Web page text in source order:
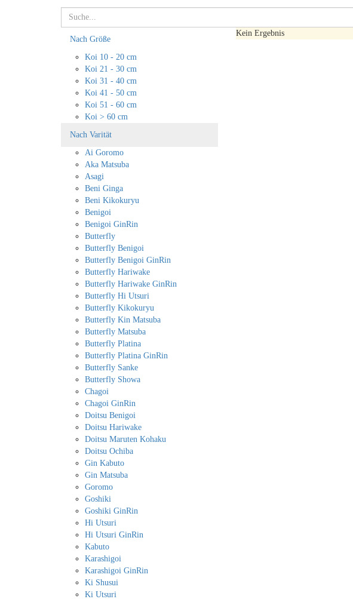
Suchen
Nach Größe
Koi 10 - 20 cm
Koi 21 - 30 cm
Koi 31 - 40 cm
Koi 41 - 50 cm
Koi 51 - 60 cm
Koi > 60 cm
Nach Varität
Ai Goromo
Aka Matsuba
Asagi
Beni Ginga
Beni Kikokuryu
Benigoi
Benigoi GinRin
Butterfly
Butterfly Benigoi
Butterfly Benigoi GinRin
Butterfly Hariwake
Butterfly Hariwake GinRin
Butterfly Hi Utsuri
Butterfly Kikokuryu
Butterfly Kin Matsuba
Butterfly Matsuba
Butterfly Platina
Butterfly Platina GinRin
Butterfly Sanke
Butterfly Showa
Chagoi
Chagoi GinRin
Doitsu Benigoi
Doitsu Hariwake
Doitsu Maruten Kohaku
Doitsu Ochiba
Gin Kabuto
Gin Matsuba
Goromo
Goshiki
Goshiki GinRin
Hi Utsuri
Hi Utsuri GinRin
Kabuto
Karashigoi
Karashigoi GinRin
Ki Shusui
Ki Utsuri
Kein Ergebnis